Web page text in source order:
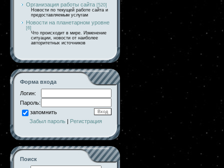
Организация работы сайта [520]
Новости по текущей работе сайта и
предоставляемым услугам
Новости на планетарном уровне
[6]
Что происходит в мире. Изменение
ситуации, новости от наиболее
авторитетных источников
Форма входа
Логин:
Пароль:
запомнить
Забыл пароль | Регистрация
Поиск